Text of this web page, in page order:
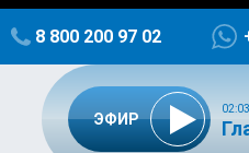
8 800 200 97 02
ЭФИР
02:03